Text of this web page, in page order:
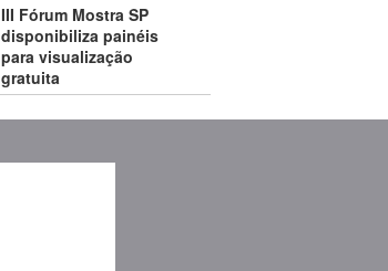
III Fórum Mostra SP
disponibiliza painéis
para visualização
gratuita